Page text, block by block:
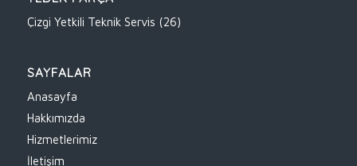
Çizgi Yetkili Teknik Servis (26)
SAYFALAR
Anasayfa
Hakkımızda
Hizmetlerimiz
İletişim